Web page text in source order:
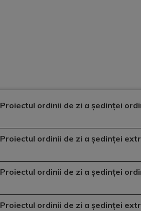
Proiectul ordinii de zi a ședinței
Proiectul ordinii de zi a ședinței
Proiectul ordinii de zi a ședinței
Proiectul ordinii de zi a ședinței